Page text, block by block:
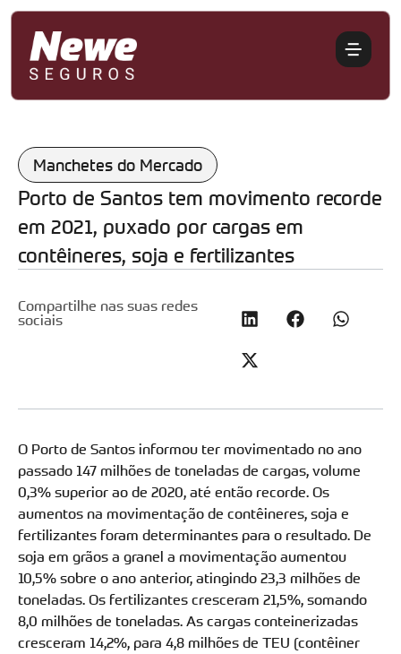
Manchetes do Mercado
Porto de Santos tem movimento recorde
em 2021, puxado por cargas em
contêineres, soja e fertilizantes
Compartilhe nas suas redes
sociais
O Porto de Santos informou ter movimentado no ano
passado 147 milhões de toneladas de cargas, volume
0,3% superior ao de 2020, até então recorde. Os
aumentos na movimentação de contêineres, soja e
fertilizantes foram determinantes para o resultado. De
soja em grãos a granel a movimentação aumentou
10,5% sobre o ano anterior, atingindo 23,3 milhões de
toneladas. Os fertilizantes cresceram 21,5%, somando
8,0 milhões de toneladas. As cargas conteinerizadas
cresceram 14,2%, para 4,8 milhões de TEU (contêiner